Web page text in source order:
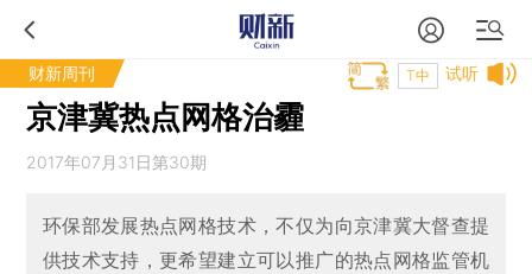
财新周刊 试听
T中
京津冀热点网格治霾
2017年07月31日第30期
环保部发展热点网格技术，不仅为向京津冀大督查提
供技术支持，更希望建立可以推广的热点网格监管机